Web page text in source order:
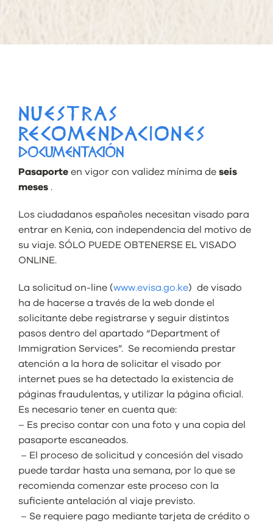
NUESTRAS
RECOMENDACIONES
DOCUMENTACIÓN
Pasaporte en vigor con validez mínima de seis
meses .
Los ciudadanos españoles necesitan visado para
entrar en Kenia, con independencia del motivo de
su viaje. SÓLO PUEDE OBTENERSE EL VISADO
ONLINE.
La solicitud on-line (www.evisa.go.ke) de visado
ha de hacerse a través de la web donde el
solicitante debe registrarse y seguir distintos
pasos dentro del apartado “Department of
Immigration Services”. Se recomienda prestar
atención a la hora de solicitar el visado por
internet pues se ha detectado la existencia de
páginas fraudulentas, y utilizar la página oficial.
Es necesario tener en cuenta que:
– Es preciso contar con una foto y una copia del
pasaporte escaneados.
– El proceso de solicitud y concesión del visado
puede tardar hasta una semana, por lo que se
recomienda comenzar este proceso con la
suficiente antelación al viaje previsto.
– Se requiere pago mediante tarjeta de crédito o